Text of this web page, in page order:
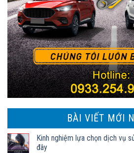
BÀI VIẾT MỚI
Kinh nghiệm lựa chọn dịch vụ
đây